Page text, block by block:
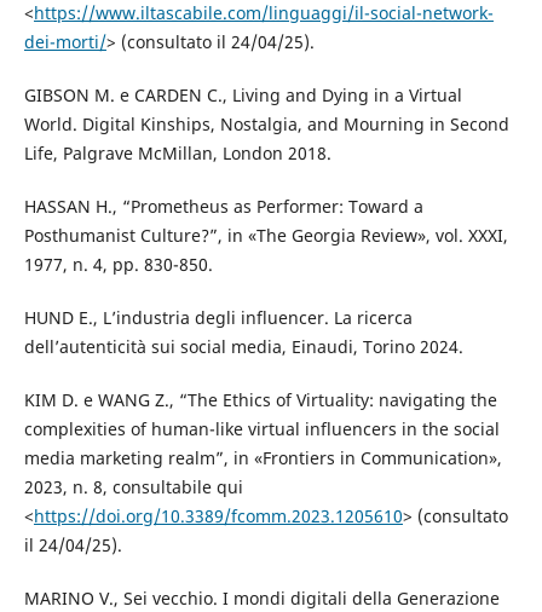
<https://www.iltascabile.com/linguaggi/il-social-network-
dei-morti/> (consultato il 24/04/25).
GIBSON M. e CARDEN C., Living and Dying in a Virtual
World. Digital Kinships, Nostalgia, and Mourning in Second
Life, Palgrave McMillan, London 2018.
HASSAN H., “Prometheus as Performer: Toward a
Posthumanist Culture?”, in «The Georgia Review», vol. XXXI,
1977, n. 4, pp. 830-850.
HUND E., L’industria degli influencer. La ricerca
dell’autenticità sui social media, Einaudi, Torino 2024.
KIM D. e WANG Z., “The Ethics of Virtuality: navigating the
complexities of human-like virtual influencers in the social
media marketing realm”, in «Frontiers in Communication»,
2023, n. 8, consultabile qui
<https://doi.org/10.3389/fcomm.2023.1205610> (consultato
il 24/04/25).
MARINO V., Sei vecchio. I mondi digitali della Generazione